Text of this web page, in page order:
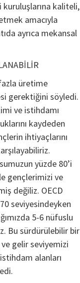
kuruluşlarına kaliteli,
amacıyla
ayrıca mekansal
üretime
gerektiğini söyledi.
ve istihdamı
kaydeden
ihtiyaçlarını
yüzde 80’i
gençlerimizi ve
değiliz. OECD
seviyesindeyken
5-6 nüfuslu
Bu sürdürülebilir bir
gelir seviyemizi
alanları